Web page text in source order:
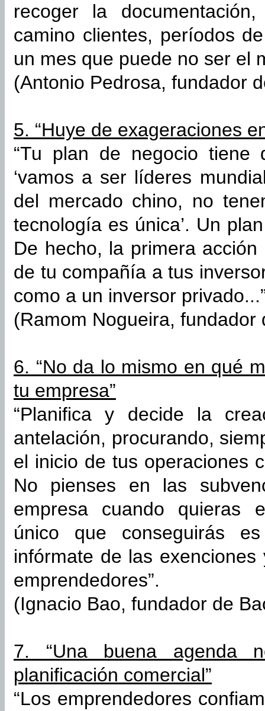
recoger la
camino clientes, períodos
un mes que puede no ser el
(Antonio Pedrosa, fundador
5. “Huye de exageraciones
“Tu plan de negocio
‘vamos a ser líderes
del mercado chino, no
tecnología es única’. Un
De hecho, la primera
de tu compañía a tus
como a un inversor
(Ramom Nogueira, fundador
6. “No da lo mismo en qué
tu empresa”
“Planifica y decide la
antelación, procurando,
el inicio de tus operaciones
No pienses en las
empresa cuando quieras
único que conseguirás
infórmate de las
emprendedores”.
(Ignacio Bao, fundador de
7. “Una buena agenda
planificación comercial”
“Los emprendedores